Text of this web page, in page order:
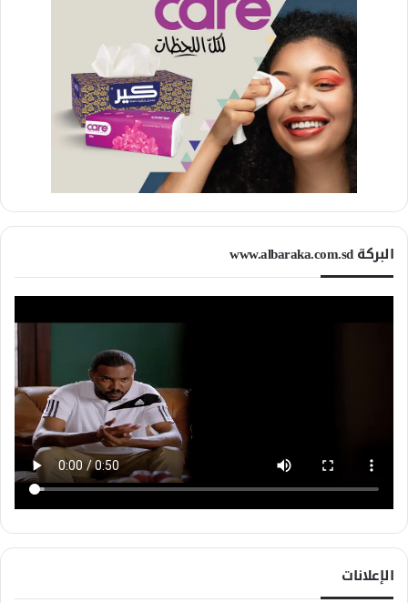
البركة www.albaraka.com.sd
الإعلانات